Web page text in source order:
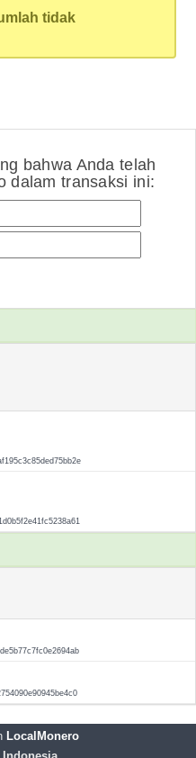
tidak
bahwa Anda telah
dalam transaksi ini:
LocalMonero